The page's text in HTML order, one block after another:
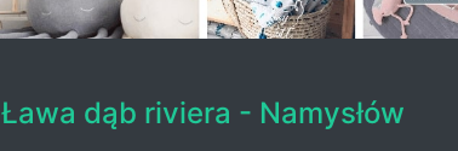
Ława dąb riviera - Namysłów